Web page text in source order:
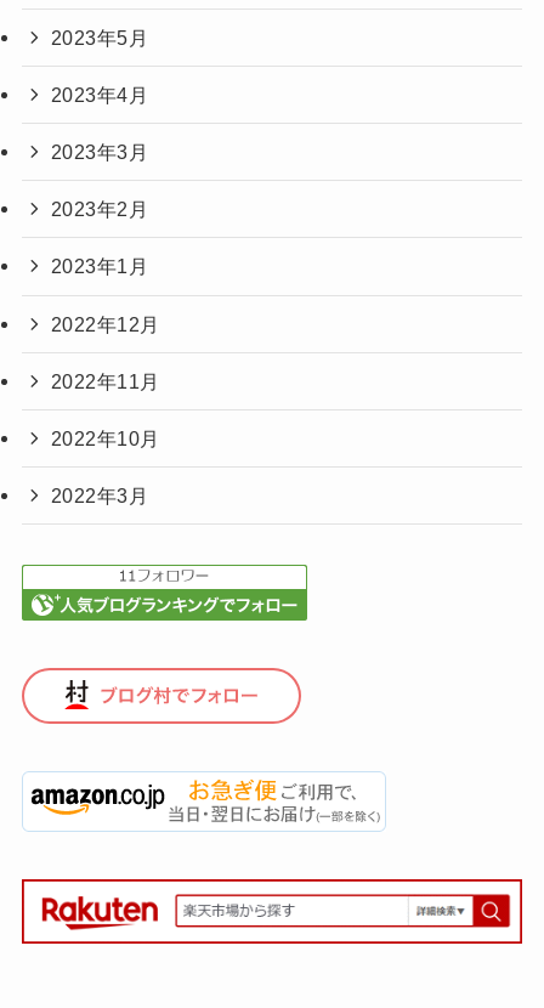
2023年5月
2023年4月
2023年3月
2023年2月
2023年1月
2022年12月
2022年11月
2022年10月
2022年3月